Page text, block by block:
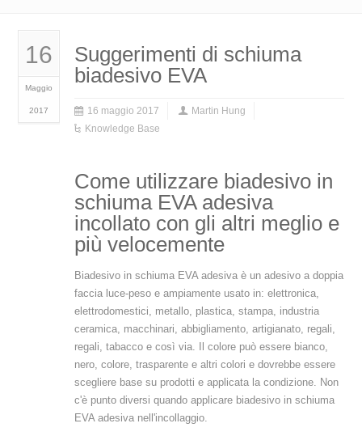
16
Maggio
2017
Suggerimenti di schiuma
biadesivo EVA
16 maggio 2017
Martin Hung
Knowledge Base
Come utilizzare biadesivo in
schiuma EVA adesiva
incollato con gli altri meglio e
più velocemente
Biadesivo in schiuma EVA adesiva è un adesivo a doppia
faccia luce-peso e ampiamente usato in: elettronica,
elettrodomestici, metallo, plastica, stampa, industria
ceramica, macchinari, abbigliamento, artigianato, regali,
regali, tabacco e così via. Il colore può essere bianco,
nero, colore, trasparente e altri colori e dovrebbe essere
scegliere base su prodotti e applicata la condizione. Non
c'è punto diversi quando applicare biadesivo in schiuma
EVA adesiva nell'incollaggio.